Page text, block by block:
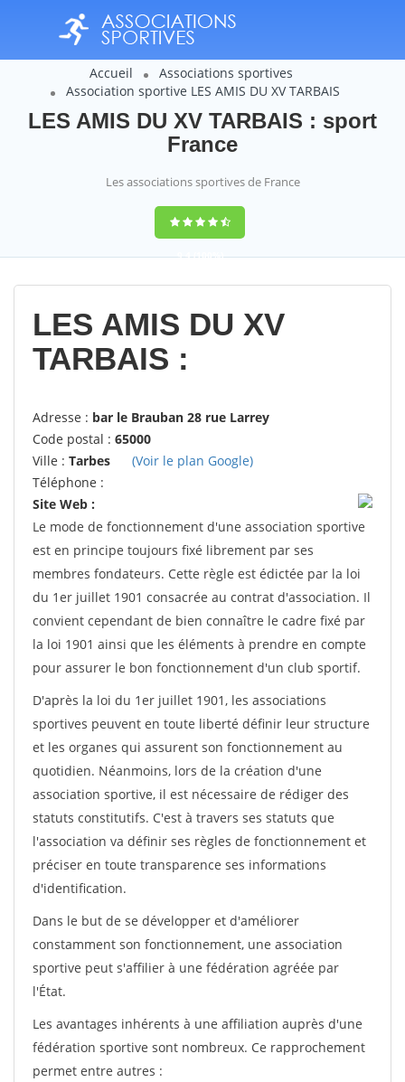
Accueil
Associations sportives
Association sportive LES AMIS DU XV TARBAIS
LES AMIS DU XV TARBAIS : sport
France
Les associations sportives de France
9,4(100%)
14358votes
LES AMIS DU XV
TARBAIS :
Adresse : bar le Brauban 28 rue Larrey
Code postal : 65000
Ville : Tarbes
(Voir le plan Google)
Téléphone :
Site Web :
Le mode de fonctionnement d'une association sportive
est en principe toujours fixé librement par ses
membres fondateurs. Cette règle est édictée par la loi
du 1er juillet 1901 consacrée au contrat d'association. Il
convient cependant de bien connaître le cadre fixé par
la loi 1901 ainsi que les éléments à prendre en compte
pour assurer le bon fonctionnement d'un club sportif.
D'après la loi du 1er juillet 1901, les associations
sportives peuvent en toute liberté définir leur structure
et les organes qui assurent son fonctionnement au
quotidien. Néanmoins, lors de la création d'une
association sportive, il est nécessaire de rédiger des
statuts constitutifs. C'est à travers ses statuts que
l'association va définir ses règles de fonctionnement et
préciser en toute transparence ses informations
d'identification.
Dans le but de se développer et d'améliorer
constamment son fonctionnement, une association
sportive peut s'affilier à une fédération agréée par
l'État.
Les avantages inhérents à une affiliation auprès d'une
fédération sportive sont nombreux. Ce rapprochement
permet entre autres :